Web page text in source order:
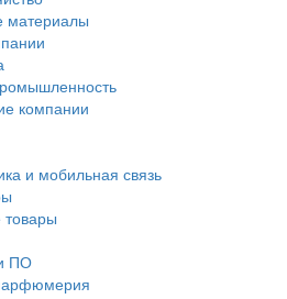
материалы
компании
и мобильная связь
товары
ПО